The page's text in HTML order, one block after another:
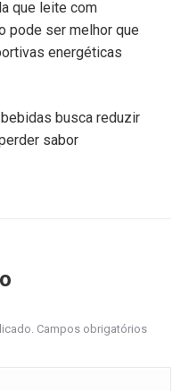
que leite com
pode ser melhor que
energéticas
busca reduzir
sabor
Campos obrigatórios